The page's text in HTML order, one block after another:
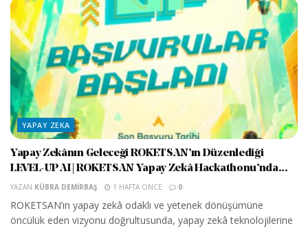
YAPAY ZEKA
Yapay Zekânın Geleceği ROKETSAN’ın Düzenlediği
LEVEL-UP AI | ROKETSAN Yapay Zekâ Hackathonu’nda...
YAZAN KÜBRA DEMIRBAŞ 1 HAFTA ÖNCE 0
ROKETSAN’ın yapay zekâ odaklı ve yetenek dönüşümüne
öncülük eden vizyonu doğrultusunda, yapay zekâ teknolojilerine